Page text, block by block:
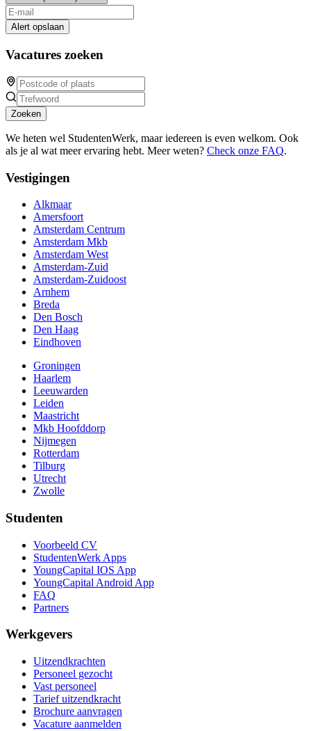
Alert opslaan
Vacatures zoeken
Zoeken
We heten wel StudentenWerk, maar iedereen is even welkom. Ook
als je al wat meer ervaring hebt. Meer weten? Check onze FAQ.
Vestigingen
Alkmaar
Amersfoort
Amsterdam Centrum
Amsterdam Mkb
Amsterdam West
Amsterdam-Zuid
Amsterdam-Zuidoost
Arnhem
Breda
Den Bosch
Den Haag
Eindhoven
Groningen
Haarlem
Leeuwarden
Leiden
Maastricht
Mkb Hoofddorp
Nijmegen
Rotterdam
Tilburg
Utrecht
Zwolle
Studenten
Voorbeeld CV
StudentenWerk Apps
YoungCapital IOS App
YoungCapital Android App
FAQ
Partners
Werkgevers
Uitzendkrachten
Personeel gezocht
Vast personeel
Tarief uitzendkracht
Brochure aanvragen
Vacature aanmelden